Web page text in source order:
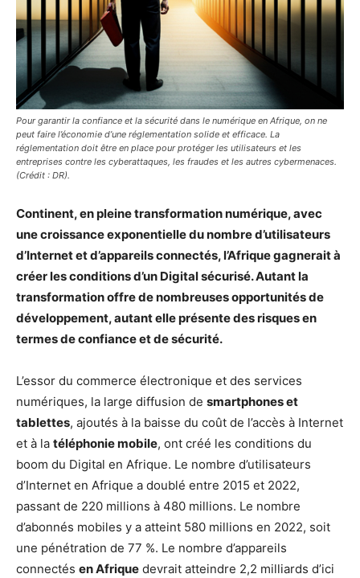
Pour garantir la confiance et la sécurité dans le numérique en Afrique, on ne
peut faire l’économie d’une réglementation solide et efficace. La
réglementation doit être en place pour protéger les utilisateurs et les
entreprises contre les cyberattaques, les fraudes et les autres cybermenaces.
(Crédit : DR).
Continent, en pleine transformation numérique, avec
une croissance exponentielle du nombre d’utilisateurs
d’Internet et d’appareils connectés, l’Afrique gagnerait à
créer les conditions d’un Digital sécurisé. Autant la
transformation offre de nombreuses opportunités de
développement, autant elle présente des risques en
termes de confiance et de sécurité.
L’essor du commerce électronique et des services
numériques, la large diffusion de smartphones et
tablettes, ajoutés à la baisse du coût de l’accès à Internet
et à la téléphonie mobile, ont créé les conditions du
boom du Digital en Afrique. Le nombre d’utilisateurs
d’Internet en Afrique a doublé entre 2015 et 2022,
passant de 220 millions à 480 millions. Le nombre
d’abonnés mobiles y a atteint 580 millions en 2022, soit
une pénétration de 77 %. Le nombre d’appareils
connectés en Afrique devrait atteindre 2,2 milliards d’ici